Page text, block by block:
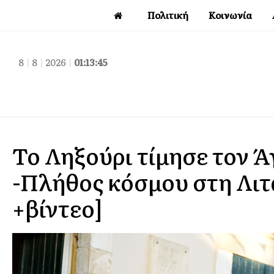
Πολιτική Κοινωνία
8 | 8 | 2026 | 01:13:47
Το Ληξούρι τίμησε τον
-Πλήθος κόσμου στη
+βίντεο]